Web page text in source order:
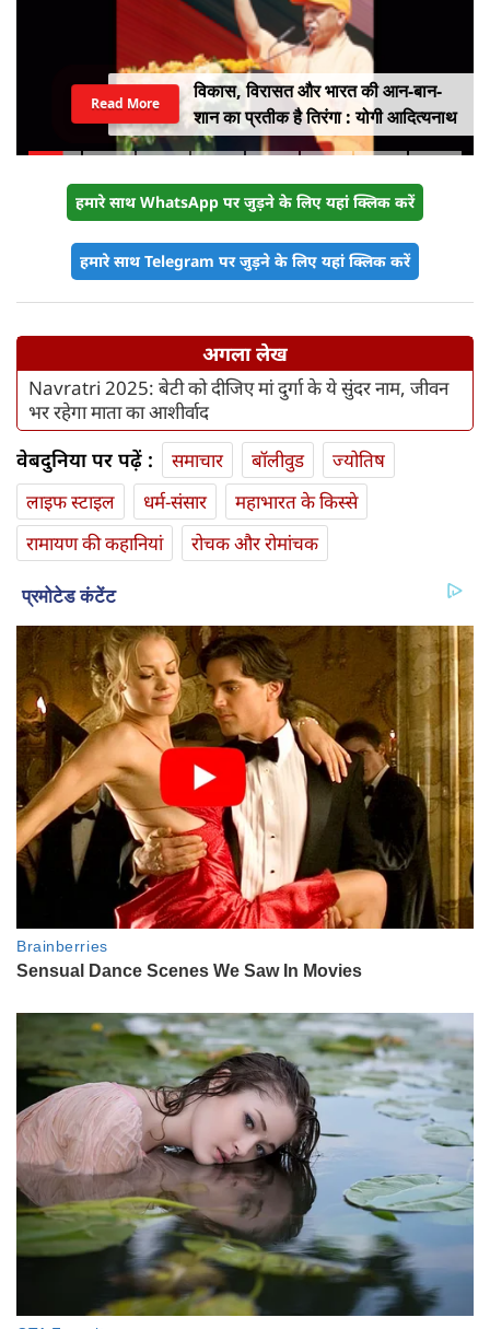
विकास, विरासत और भारत की आन-बान-
शान का प्रतीक है तिरंगा : योगी आदित्यनाथ
Read More
हमारे साथ WhatsApp पर जुड़ने के लिए यहां क्लिक करें
हमारे साथ Telegram पर जुड़ने के लिए यहां क्लिक करें
अगला लेख
Navratri 2025: बेटी को दीजिए मां दुर्गा के ये सुंदर नाम, जीवन
भर रहेगा माता का आशीर्वाद
वेबदुनिया पर पढ़ें : समाचार बॉलीवुड
ज्योतिष
लाइफ स्‍टाइल
धर्म-संसार
महाभारत के किस्से
रामायण की कहानियां
रोचक और रोमांचक